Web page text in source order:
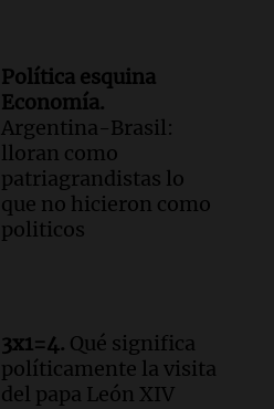
Política esquina
Economía.
Argentina-Brasil:
lloran como
patriagrandistas lo
que no hicieron como
politicos
3x1=4. Qué significa
políticamente la visita
del papa León XIV